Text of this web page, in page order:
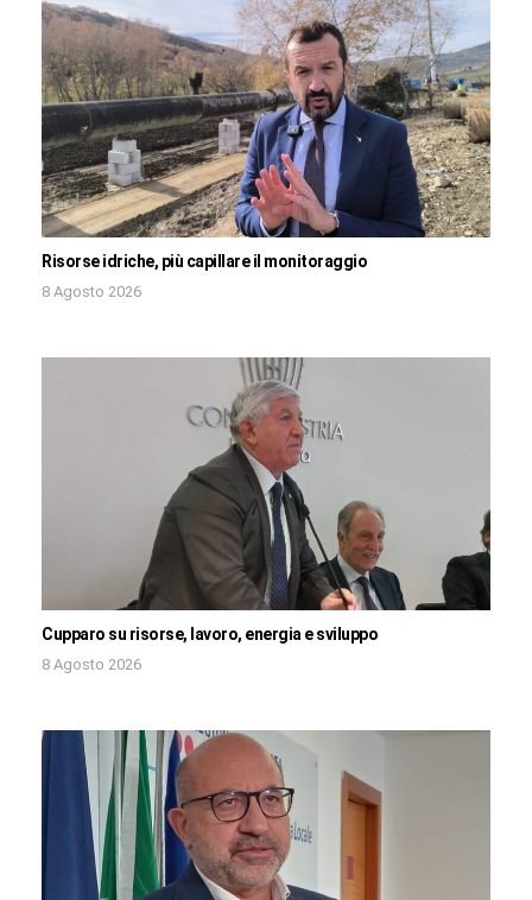
Risorse idriche, più capillare il monitoraggio
8 Agosto 2026
Cupparo su risorse, lavoro, energia e sviluppo
8 Agosto 2026